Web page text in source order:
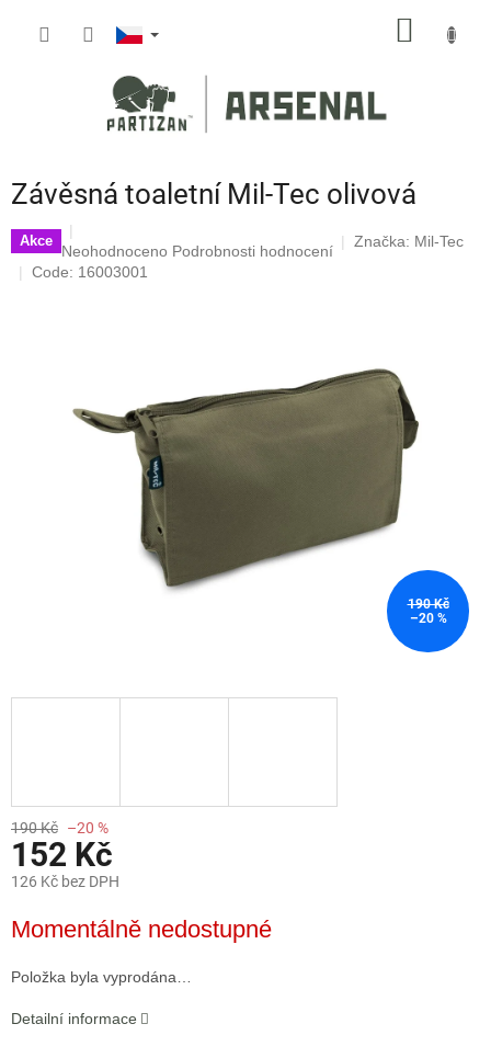
Závěsná toaletní Mil-Tec olivová
Akce
Průměrné
hodnocení
Neohodnoceno Podrobnosti hodnocení
Značka: Mil-Tec
Code: 16003001
190 Kč
–20 %
190 Kč –20 %
152 Kč
126 Kč bez DPH
cena:
Momentálně nedostupné
Položka byla vyprodána…
Detailní informace